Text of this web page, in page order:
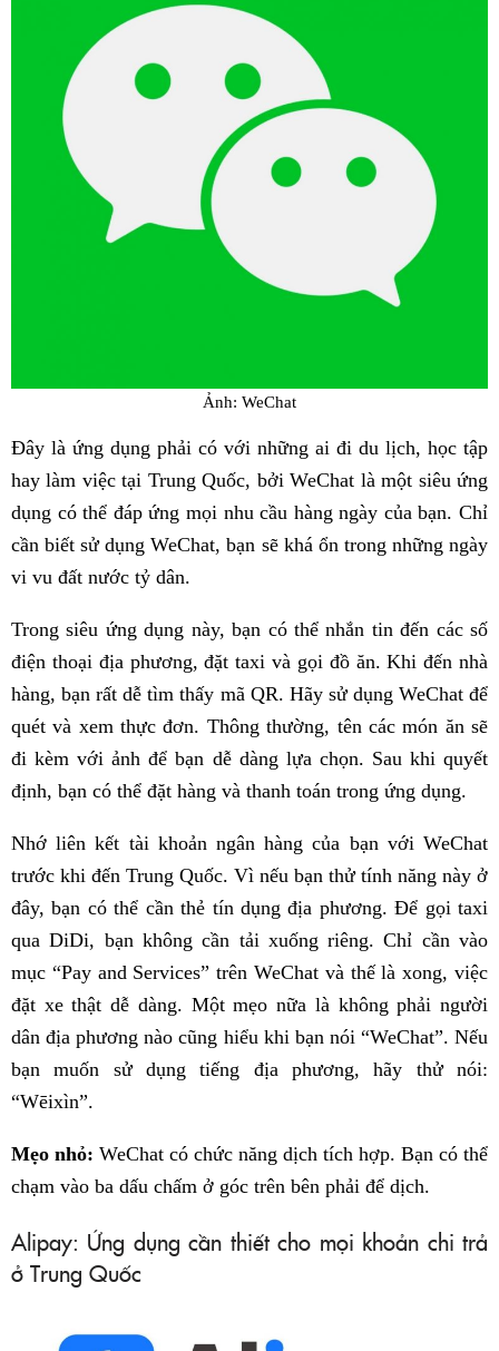
Ảnh: WeChat
Đây là ứng dụng phải có với những ai đi du lịch, học tập
hay làm việc tại Trung Quốc, bởi WeChat là một siêu ứng
dụng có thể đáp ứng mọi nhu cầu hàng ngày của bạn. Chỉ
cần biết sử dụng WeChat, bạn sẽ khá ổn trong những ngày
vi vu đất nước tỷ dân.
Trong siêu ứng dụng này, bạn có thể nhắn tin đến các số
điện thoại địa phương, đặt taxi và gọi đồ ăn. Khi đến nhà
hàng, bạn rất dễ tìm thấy mã QR. Hãy sử dụng WeChat để
quét và xem thực đơn. Thông thường, tên các món ăn sẽ
đi kèm với ảnh để bạn dễ dàng lựa chọn. Sau khi quyết
định, bạn có thể đặt hàng và thanh toán trong ứng dụng.
Nhớ liên kết tài khoản ngân hàng của bạn với WeChat
trước khi đến Trung Quốc. Vì nếu bạn thử tính năng này ở
đây, bạn có thể cần thẻ tín dụng địa phương. Để gọi taxi
qua DiDi, bạn không cần tải xuống riêng. Chỉ cần vào
mục “Pay and Services” trên WeChat và thế là xong, việc
đặt xe thật dễ dàng. Một mẹo nữa là không phải người
dân địa phương nào cũng hiểu khi bạn nói “WeChat”. Nếu
bạn muốn sử dụng tiếng địa phương, hãy thử nói:
“Wēixìn”.
Mẹo nhỏ: WeChat có chức năng dịch tích hợp. Bạn có thể
chạm vào ba dấu chấm ở góc trên bên phải để dịch.
Alipay: Ứng dụng cần thiết cho mọi khoản chi trả
ở Trung Quốc